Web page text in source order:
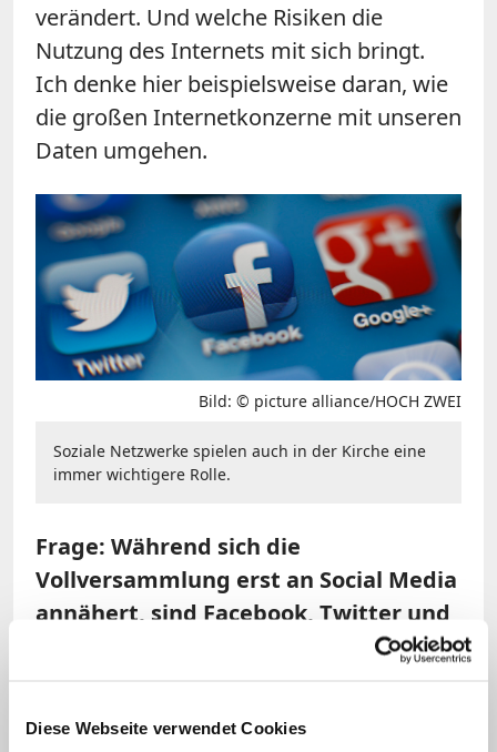
Diese Webseite verwendet Cookies
verändert. Und welche Risiken die
Nutzung des Internets mit sich bringt.
Ich denke hier beispielsweise daran, wie
die großen Internetkonzerne mit unseren
Daten umgehen.
Bild: © picture alliance/HOCH ZWEI
Soziale Netzwerke spielen auch in der Kirche eine
immer wichtigere Rolle.
Frage: Während sich die
Vollversammlung erst an Social Media
annähert, sind Facebook, Twitter und